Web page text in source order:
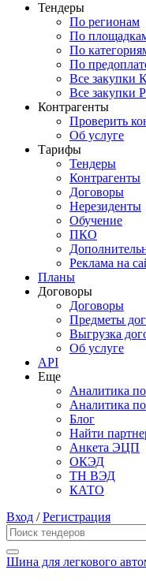
Тендеры
По регионам
По
По
По
Все закупки
Все закупки
Контрагенты
Проверить
Об услуге
Тарифы
Тендеры
Контрагенты
Договоры
Нерезиденты
Обучение
ПКО
Реклама на
Планы
Договоры
Договоры
Предметы
Выгрузка
Об услуге
API
Еще
Аналитика
Аналитика
Блог
Найти
Анкета ЭЦП
ОКЭД
ТН ВЭД
КАТО
Вход /Регистрация
Шина для легкового